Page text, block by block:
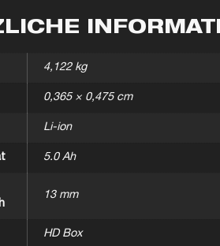
4,122 kg
0,365 × 0,475 cm
Li-ion
5.0 Ah
13 mm
HD Box